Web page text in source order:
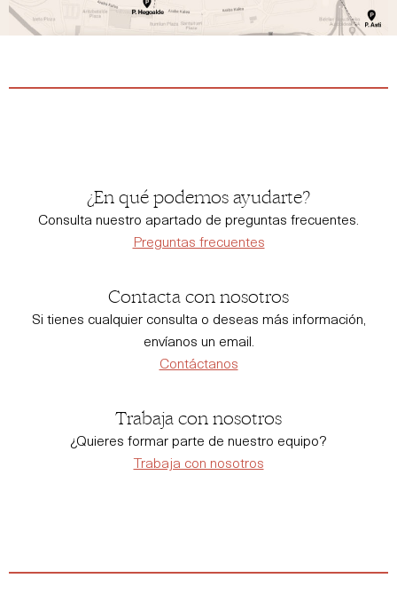
¿En qué podemos ayudarte?
Consulta nuestro apartado de preguntas frecuentes.
Preguntas frecuentes
Contacta con nosotros
Si tienes cualquier consulta o deseas más información,
envíanos un email.
Contáctanos
Trabaja con nosotros
¿Quieres formar parte de nuestro equipo?
Trabaja con nosotros